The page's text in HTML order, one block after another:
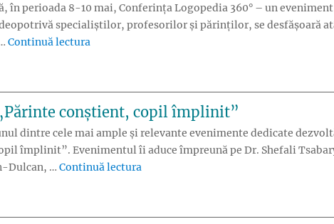
în perioada 8-10 mai, Conferința Logopedia 360° – un
specialiștilor, profesorilor și părinților, se desfășoară
Continuă lectura
conștient, copil împlinit”
dintre cele mai ample și relevante evenimente dedicate
împlinit”. Evenimentul îi aduce împreună pe Dr. Shefali
Dulcan, … Continuă lectura